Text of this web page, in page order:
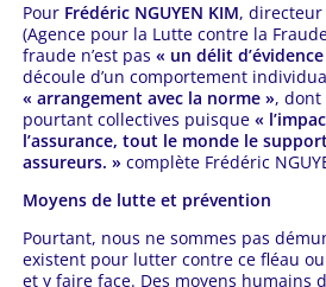
Pour Frédéric NGUYEN KIM, directeur
(Agence pour la Lutte contre la
fraude n’est pas « un délit d’évidence
découle d’un comportement
« arrangement avec la norme », dont
pourtant collectives puisque «
l’assurance, tout le monde le
assureurs. » complète Frédéric
Moyens de lutte et prévention
Pourtant, nous ne sommes pas
existent pour lutter contre ce fléau
et y faire face. Des moyens humains